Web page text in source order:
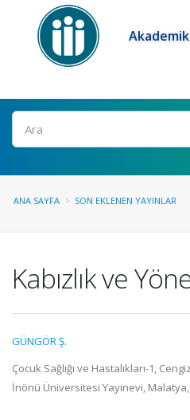
Ara
ANA SAYFA SON EKLENEN YAYINLAR
Kabızlık ve
GÜNGÖR Ş.
Çocuk Sağlığı ve Hastalıkları-1,
İnönü Üniversitesi Yayınevi, Malatya,